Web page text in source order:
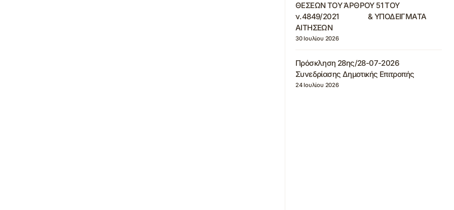
ΘΕΣΕΩΝ ΤΟΥ ΆΡΘΡΟΥ 51 ΤΟΥ
ν.4849/2021 & ΥΠΟΔΕΙΓΜΑΤΑ
ΑΙΤΗΣΕΩΝ
30 Ιουλίου 2026
Πρόσκληση 28ης/28-07-2026
Συνεδρίασης Δημοτικής Επιτροπής
24 Ιουλίου 2026